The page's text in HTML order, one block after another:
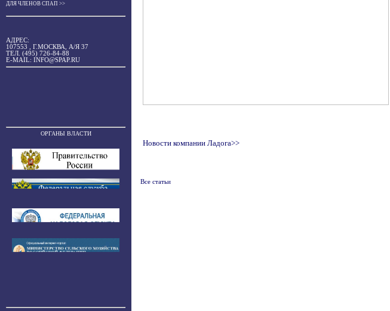
ДЛЯ ЧЛЕНОВ СПАП >>
АДРЕС:
107553 , Г.МОСКВА, А/Я 37
ТЕЛ. (495) 726-84-88
E-MAIL: INFO@SPAP.RU
ОРГАНЫ ВЛАСТИ
Новости компании Ладога>>
Все статьи